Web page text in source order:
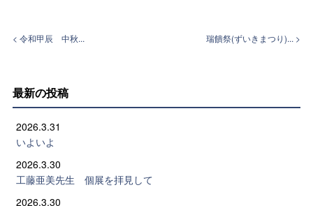
< 令和甲辰 中秋... 瑞饋祭(ずいきまつり)... >
最新の投稿
2026.3.31
いよいよ
2026.3.30
工藤亜美先生 個展を拝見して
2026.3.30